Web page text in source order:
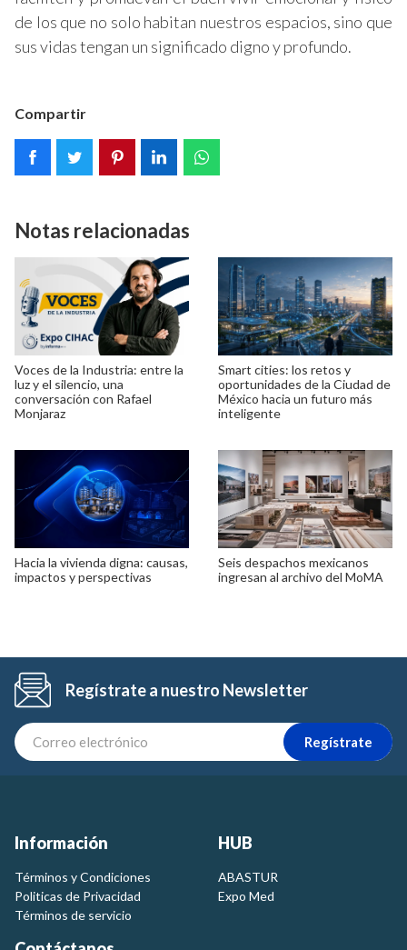
de los que no solo habitan nuestros espacios, sino que
sus vidas tengan un significado digno y profundo.
Compartir
Notas relacionadas
Voces de la Industria: entre la
luz y el silencio, una
conversación con Rafael
Monjaraz
Smart cities: los retos y
oportunidades de la Ciudad de
México hacia un futuro más
inteligente
Hacia la vivienda digna: causas,
impactos y perspectivas
Seis despachos mexicanos
ingresan al archivo del MoMA
Regístrate a nuestro Newsletter
Regístrate
Información
Términos y Condiciones
Politicas de Privacidad
Términos de servicio
HUB
ABASTUR
Expo Med